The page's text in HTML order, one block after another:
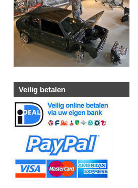
Veilig betalen